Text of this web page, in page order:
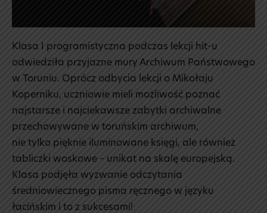
Klasa I programistyczna podczas lekcji hit-u
odwiedziła przyjazne mury Archiwum Państwowego
w Toruniu. Oprócz odbycia lekcji o Mikołaju
Koperniku, uczniowie mieli możliwość poznać
najstarsze i najciekawsze zabytki archiwalne
przechowywane w toruńskim archiwum,
nie tylko pięknie iluminowane księgi, ale również
tabliczki woskowe – unikat na skalę europejską.
Klasa podjęła wyzwanie odczytania
średniowiecznego pisma ręcznego w języku
łacińskim i to z sukcesami!